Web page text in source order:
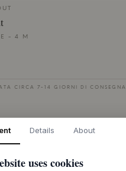
- 4 M
CIRCA 7-14 GIORNI DI CONSEGNA
Details About
uses cookies